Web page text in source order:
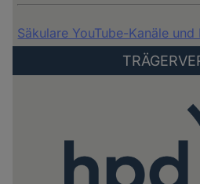
Säkulare YouTube-Kanäle und